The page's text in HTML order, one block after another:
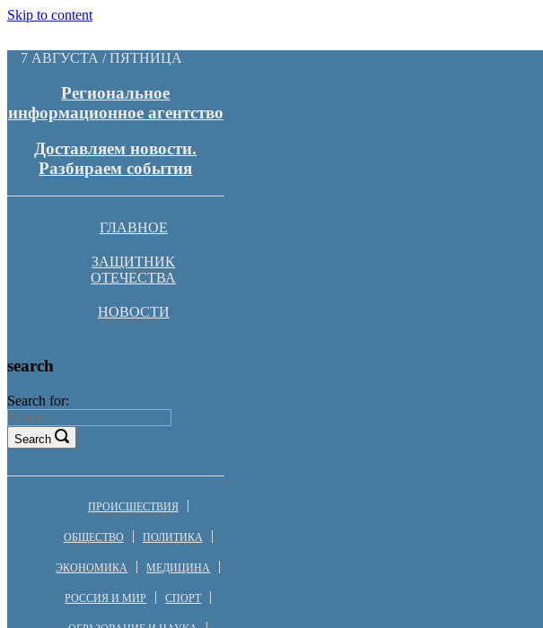
Skip to content
7 АВГУСТА / ПЯТНИЦА
Региональное
информационное агентство
Доставляем новости.
Разбираем события
ГЛАВНОЕ
ЗАЩИТНИК
ОТЕЧЕСТВА
НОВОСТИ
search
Search for:
Search
ПРОИСШЕСТВИЯ
ОБЩЕСТВО ПОЛИТИКА
ЭКОНОМИКА МЕДИЦИНА
РОССИЯ И МИР СПОРТ